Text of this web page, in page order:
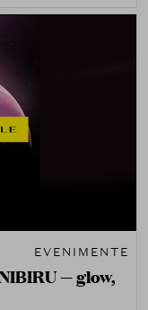
EVENIMENTE
— glow,